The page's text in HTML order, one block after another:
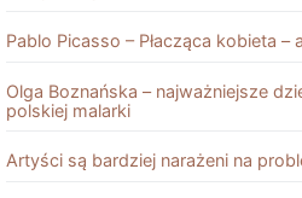
Pablo Picasso – Płacząca kobieta –
Olga Boznańska – najważniejsze
polskiej malarki
Artyści są bardziej narażeni na